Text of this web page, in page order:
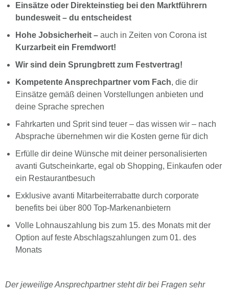
Einsätze oder Direkteinstieg bei den Marktführern
bundesweit – du entscheidest
Hohe Jobsicherheit – auch in Zeiten von Corona ist
Kurzarbeit ein Fremdwort!
Wir sind dein Sprungbrett zum Festvertrag!
Kompetente Ansprechpartner vom Fach, die dir
Einsätze gemäß deinen Vorstellungen anbieten und
deine Sprache sprechen
Fahrkarten und Sprit sind teuer – das wissen wir – nach
Absprache übernehmen wir die Kosten gerne für dich
Erfülle dir deine Wünsche mit deiner personalisierten
avanti Gutscheinkarte, egal ob Shopping, Einkaufen oder
ein Restaurantbesuch
Exklusive avanti Mitarbeiterrabatte durch corporate
benefits bei über 800 Top-Markenanbietern
Volle Lohnauszahlung bis zum 15. des Monats mit der
Option auf feste Abschlagszahlungen zum 01. des
Monats
Der jeweilige Ansprechpartner steht dir bei Fragen sehr